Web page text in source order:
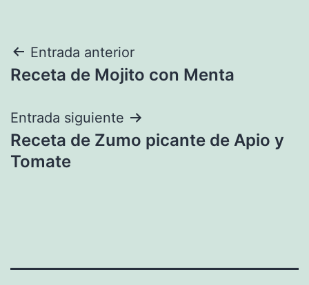
Navegación
de
entradas
Entrada anterior
Receta de Mojito con Menta
Entrada siguiente
Receta de Zumo picante de Apio y
Tomate